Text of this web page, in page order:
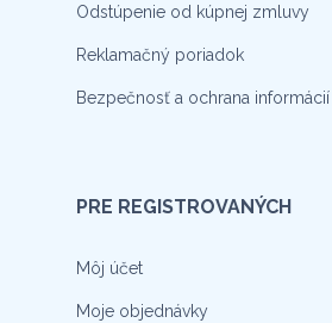
Odstúpenie od kúpnej zmluvy
Reklamačný poriadok
Bezpečnosť a ochrana informácií
PRE REGISTROVANÝCH
Môj účet
Moje objednávky